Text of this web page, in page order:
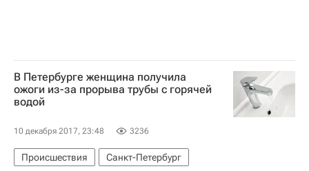
В Петербурге женщина получила
ожоги из-за прорыва трубы с горячей
водой
10 декабря 2017, 23:48 3236
Происшествия Санкт-Петербург